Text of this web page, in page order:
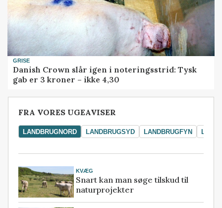
GRISE
Danish Crown slår igen i noteringsstrid: Tysk
gab er 3 kroner – ikke 4,30
FRA VORES UGEAVISER
LANDBRUGNORD LANDBRUGSYD LANDBRUGFYN
KVÆG
Snart kan man søge tilskud til
naturprojekter